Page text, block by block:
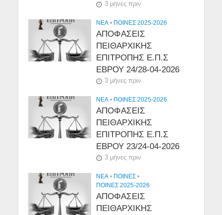
3 μήνες πριν
NEA • ΠΟΙΝΕΣ 2025-2026
ΑΠΟΦΑΣΕΙΣ
ΠΕΙΘΑΡΧΙΚΗΣ
ΕΠΙΤΡΟΠΗΣ Ε.Π.Σ
ΕΒΡΟΥ 24/28-04-2026
3 μήνες πριν
NEA • ΠΟΙΝΕΣ 2025-2026
ΑΠΟΦΑΣΕΙΣ
ΠΕΙΘΑΡΧΙΚΗΣ
ΕΠΙΤΡΟΠΗΣ Ε.Π.Σ
ΕΒΡΟΥ 23/24-04-2026
3 μήνες πριν
NEA • ΠΟΙΝΕΣ •
ΠΟΙΝΕΣ 2025-2026
ΑΠΟΦΑΣΕΙΣ
ΠΕΙΘΑΡΧΙΚΗΣ